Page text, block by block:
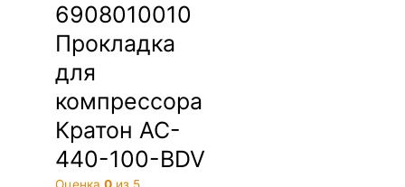
6908010010
Прокладка
для
компрессора
Кратон AC-
440-100-BDV